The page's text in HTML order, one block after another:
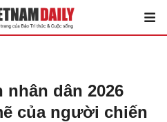
nhân dân 2026
của người chiến